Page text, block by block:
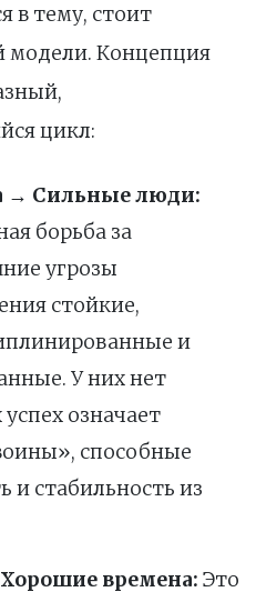
в тему, стоит
модели. Концепция
цикл:
→ Сильные люди:
борьба за
угрозы
стойкие,
и
У них нет
означает
способные
и стабильность из
времена: Это